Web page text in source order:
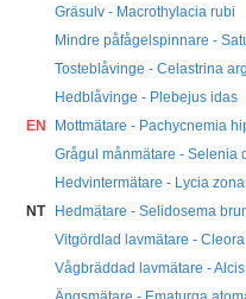
Gräsulv - Macrothylacia rubi
Mindre påfågelspinnare -
Tosteblåvinge - Celastrina
Hedblåvinge - Plebejus idas
EN
Mottmätare - Pachycnemia
Grågul månmätare - Selenia
Hedvintermätare - Lycia
NT
Hedmätare - Selidosema
Vitgördlad lavmätare -
Vågbräddad lavmätare -